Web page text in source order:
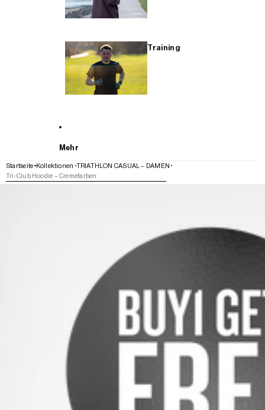
Training
Mehr
Startseite Kollektionen TRIATHLON CASUAL – DAMEN
Tri-Club Hoodie – Cremefarben
WEITER ZU DEN PRODUKTINFORMATIONEN